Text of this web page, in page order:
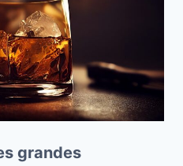
grandes